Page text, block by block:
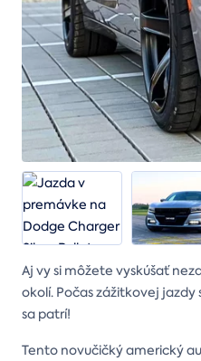
Aj vy si môžete vyskúšať
okolí. Počas zážitkovej
sa patrí!
Tento novučičký americký